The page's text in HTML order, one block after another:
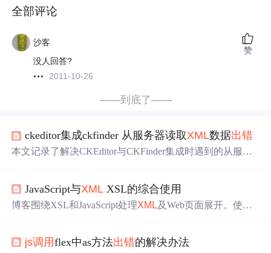
全部评论
沙客
没人回答?
2011-10-26
赞
——到底了——
ckeditor集成ckfinder 从服务器读取XML数据出错
本文记录了解决CKEditor与CKFinder集成时遇到的从服务
JavaScript与XML XSL的综合使用
博客围绕XSL和JavaScript处理XML及Web页面展开。使用
动态操作的支持。此外，提及Web页面中JavaScript
js调用flex中as方法出错的解决办法